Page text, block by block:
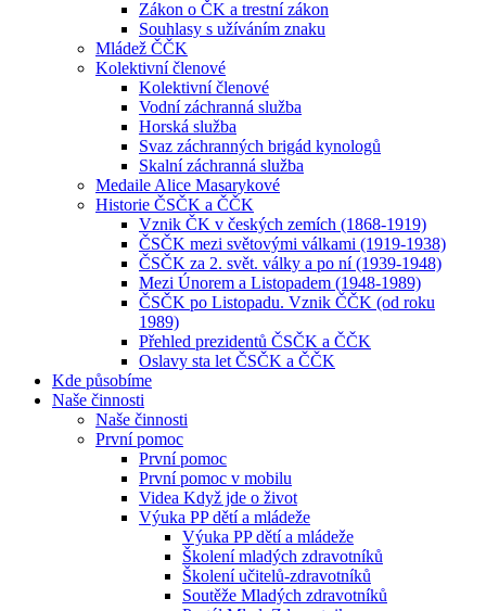
Zákon o ČK a trestní zákon
Souhlasy s užíváním znaku
Mládež ČČK
Kolektivní členové
Kolektivní členové
Vodní záchranná služba
Horská služba
Svaz záchranných brigád kynologů
Skalní záchranná služba
Medaile Alice Masarykové
Historie ČSČK a ČČK
Vznik ČK v českých zemích (1868-1919)
ČSČK mezi světovými válkami (1919-1938)
ČSČK za 2. svět. války a po ní (1939-1948)
Mezi Únorem a Listopadem (1948-1989)
ČSČK po Listopadu. Vznik ČČK (od roku
1989)
Přehled prezidentů ČSČK a ČČK
Oslavy sta let ČSČK a ČČK
Kde působíme
Naše činnosti
Naše činnosti
První pomoc
První pomoc
První pomoc v mobilu
Videa Když jde o život
Výuka PP dětí a mládeže
Výuka PP dětí a mládeže
Školení mladých zdravotníků
Školení učitelů-zdravotníků
Soutěže Mladých zdravotníků